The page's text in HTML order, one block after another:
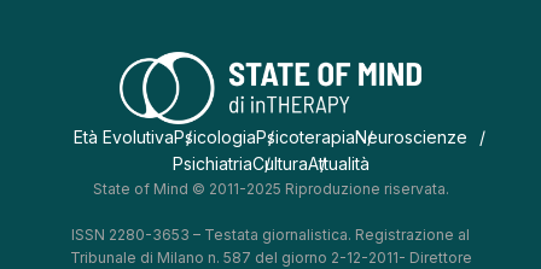
Età EvolutivaPsicologiaPsicoterapiaNeuroscienze
PsichiatriaCulturaAttualità
State of Mind © 2011-2025 Riproduzione riservata.
ISSN 2280-3653 – Testata giornalistica. Registrazione al
Tribunale di Milano n. 587 del giorno 2-12-2011- Direttore